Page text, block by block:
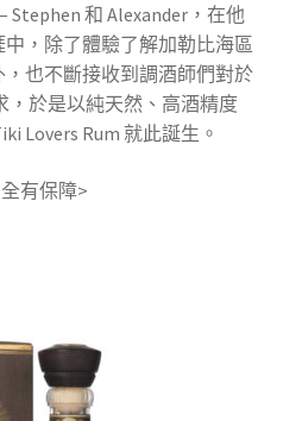
和 Alexander，在他
，除了體驗了解加勒比海區
也不斷接收到調酒師們對於
，於是以純天然、高酒精度
Lovers Rum 就此誕生。
有保障>